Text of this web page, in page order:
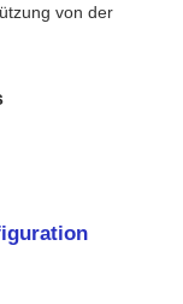
von der